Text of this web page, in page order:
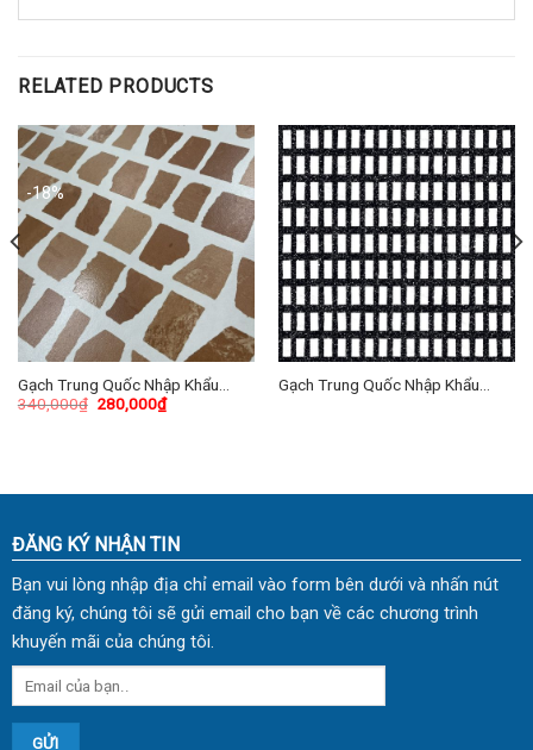
RELATED PRODUCTS
-18%
Gạch Trung Quốc Nhập Khẩu
60×60 (cm) TDTQ-HN08
340,000₫ 280,000₫
Gạch Trung Quốc Nhập Khẩu
ĐĂNG KÝ NHẬN TIN
Bạn vui lòng nhập địa chỉ email vào form bên dưới và nhấn nút
đăng ký, chúng tôi sẽ gửi email cho bạn về các chương trình
khuyến mãi của chúng tôi.